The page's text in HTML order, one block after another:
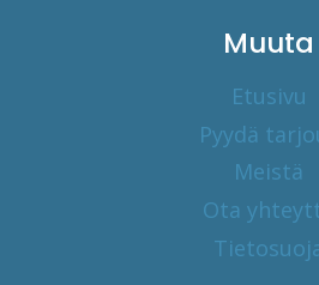
Muuta
Etusivu
Pyydä
Meistä
Ota